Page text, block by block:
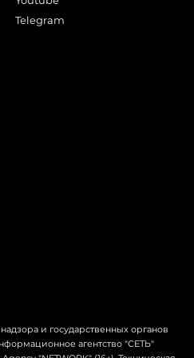
Telegram
и государственных органов
агентство "СЕТЬ"